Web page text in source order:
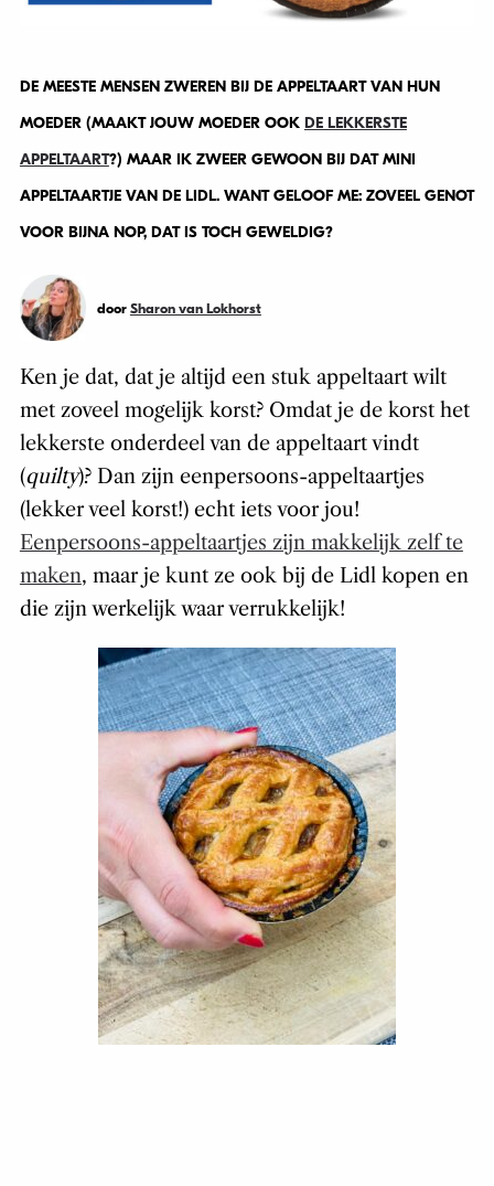
DE MEESTE MENSEN ZWEREN BIJ DE APPELTAART VAN HUN
MOEDER (MAAKT JOUW MOEDER OOK DE LEKKERSTE
APPELTAART?) MAAR IK ZWEER GEWOON BIJ DAT MINI
APPELTAARTJE VAN DE LIDL. WANT GELOOF ME: ZOVEEL GENOT
VOOR BIJNA NOP, DAT IS TOCH GEWELDIG?
door Sharon van Lokhorst
Ken je dat, dat je altijd een stuk appeltaart wilt
met zoveel mogelijk korst? Omdat je de korst het
lekkerste onderdeel van de appeltaart vindt
(quilty)? Dan zijn eenpersoons-appeltaartjes
(lekker veel korst!) echt iets voor jou!
Eenpersoons-appeltaartjes zijn makkelijk zelf te
maken, maar je kunt ze ook bij de Lidl kopen en
die zijn werkelijk waar verrukkelijk!